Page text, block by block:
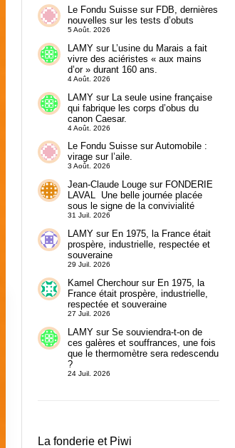
Le Fondu Suissesur FDB, dernières
nouvelles sur les tests d’obuts
5 Août. 2026
LAMYsur L’usine du Marais a fait
vivre des aciéristes « aux mains
d’or » durant 160 ans.
4 Août. 2026
LAMYsur La seule usine française
qui fabrique les corps d’obus du
canon Caesar.
4 Août. 2026
Le Fondu SuissesurAutomobile :
virage sur l’aile.
3 Août. 2026
Jean-Claude Lougesur FONDERIE
LAVAL Une belle journée placée
sous le signe de la convivialité
31 Juil. 2026
LAMYsur En 1975, la France était
prospère, industrielle, respectée et
souveraine
29 Juil. 2026
Kamel Cherchoursur En 1975, la
France était prospère, industrielle,
respectée et souveraine
27 Juil. 2026
LAMYsur Se souviendra-t-on de
ces galères et souffrances, une fois
que le thermomètre sera redescendu
?
24 Juil. 2026
La fonderie et Piwi